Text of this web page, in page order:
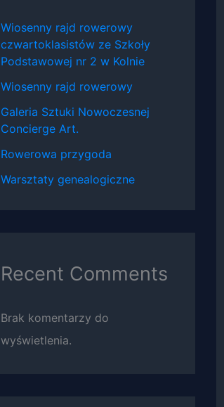
Wiosenny rajd rowerowy
czwartoklasistów ze Szkoły
Podstawowej nr 2 w Kolnie
Wiosenny rajd rowerowy
Galeria Sztuki Nowoczesnej
Concierge Art.
Rowerowa przygoda
Warsztaty genealogiczne
Recent Comments
Brak komentarzy do
wyświetlenia.